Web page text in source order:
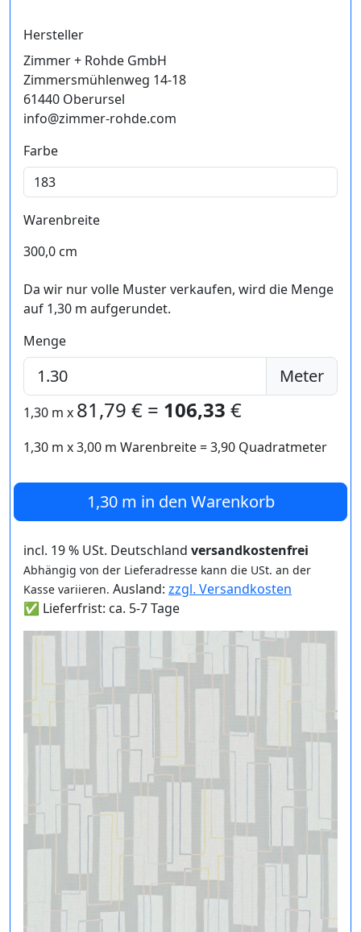
Hersteller
Zimmer + Rohde GmbH
Zimmersmühlenweg 14-18
61440 Oberursel
info@zimmer-rohde.com
Farbe
Warenbreite
300,0 cm
Da wir nur volle Muster verkaufen, wird die Menge
auf 1,30 m aufgerundet.
Menge
Meter
1,30 m x 81,79 € = 106,33 €
1,30 m x3,00 m Warenbreite =3,90 Quadratmeter
1,30 m in den Warenkorb
incl. 19 % USt. Deutschland versandkostenfrei
Abhängig von der Lieferadresse kann die USt. an der
Kasse variieren. Ausland: zzgl. Versandkosten
✅ Lieferfrist: ca. 5-7 Tage